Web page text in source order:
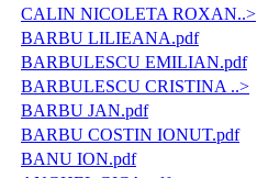
CALIN NICOLETA ROXAN..>
BARBU LILIEANA.pdf
BARBULESCU EMILIAN.pdf
BARBULESCU CRISTINA ..>
BARBU JAN.pdf
BARBU COSTIN IONUT.pdf
BANU ION.pdf